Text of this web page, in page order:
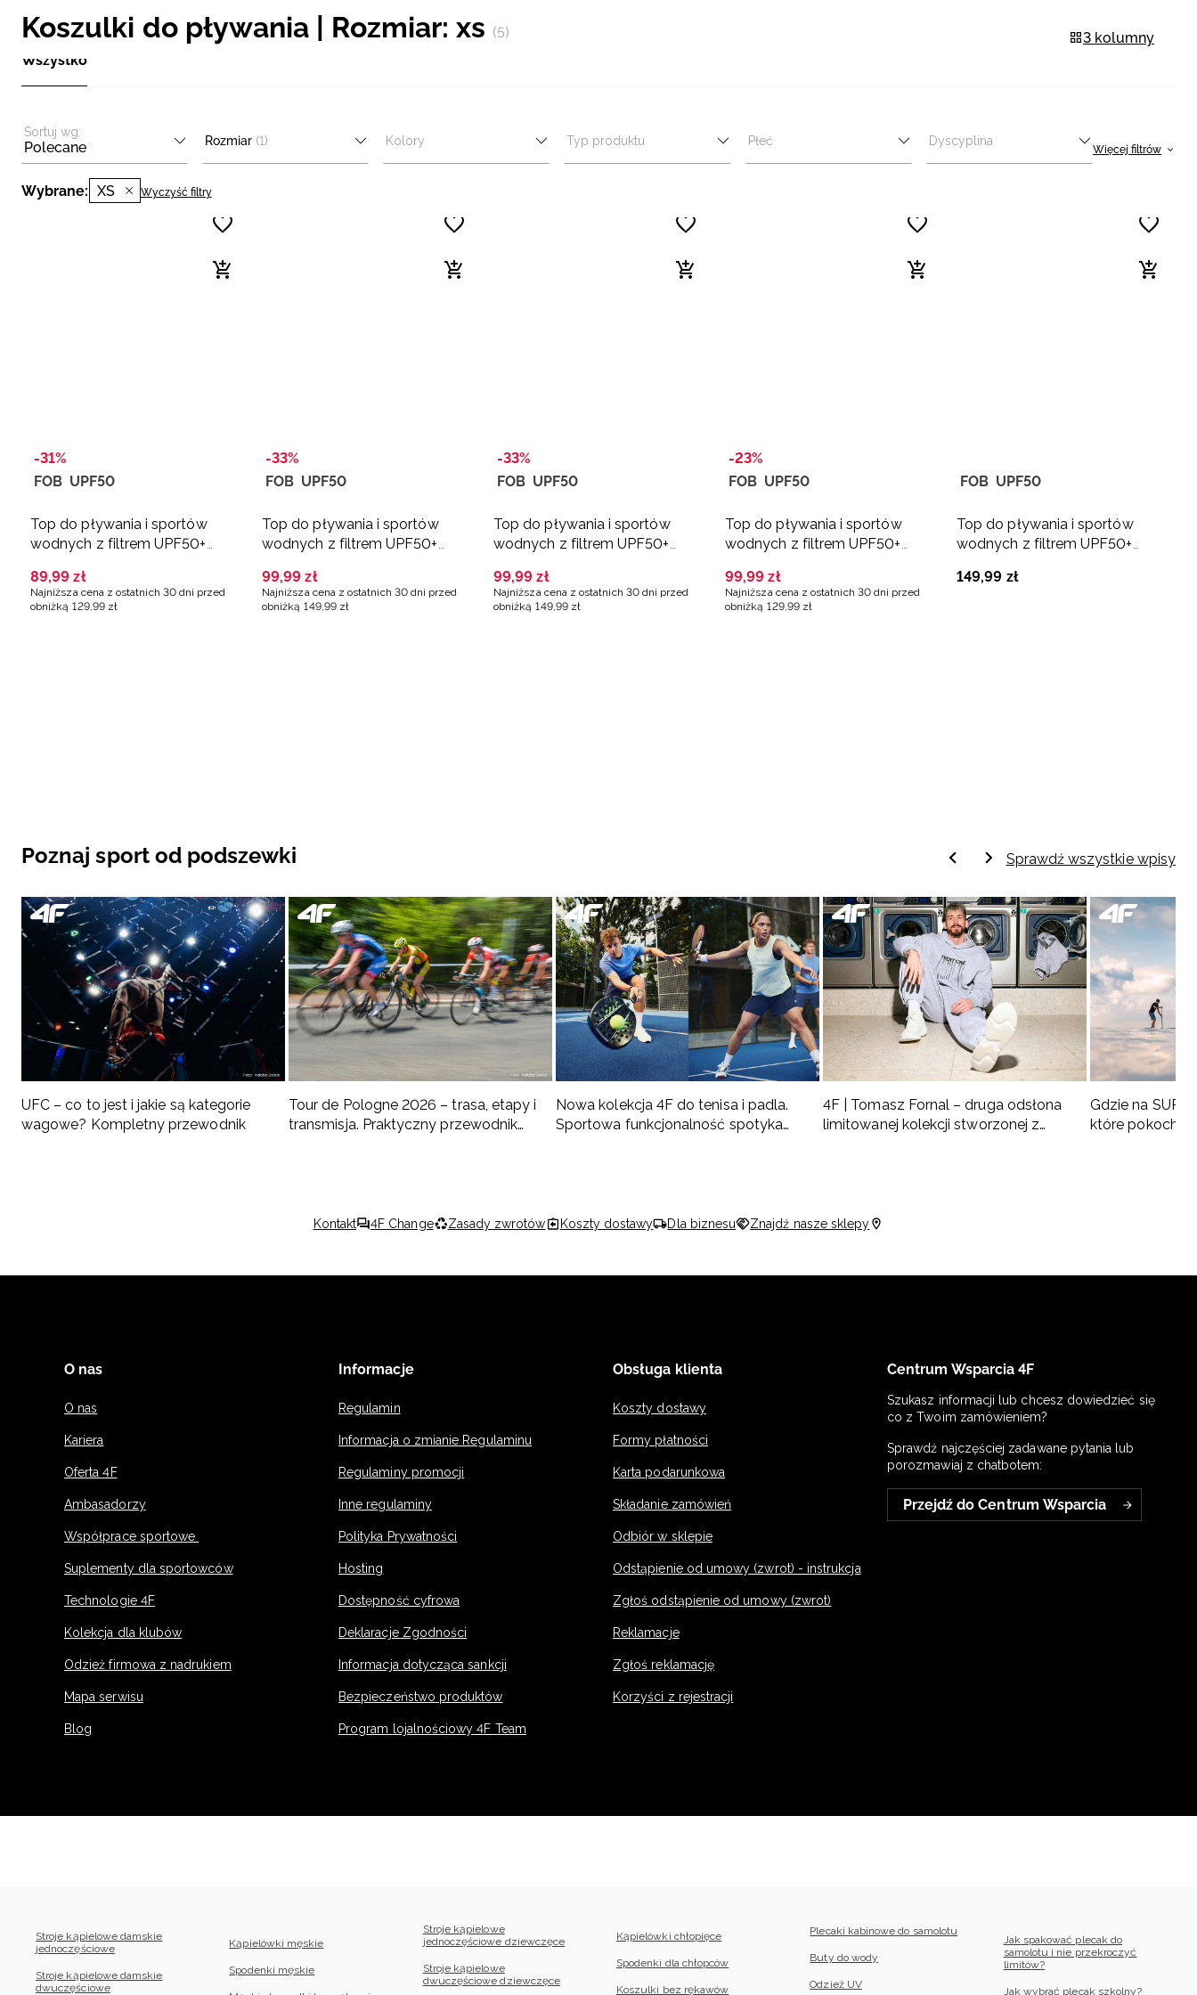
3 kolumny
Koszulki do pływania | Rozmiar: xs (5)
Wszystko
Sortuj wg:
Polecane Rozmiar (1) Kolory Typ produktu Płeć Dyscyplina
Więcej filtrów
Wybrane: XS Wyczyść filtry
-31%
FOB UPF50
Top do pływania i sportów
wodnych z filtrem UPF50+
89,99 zł
Najniższa cena z ostatnich 30 dni przed
obniżką 129,99 zł
-33%
FOB UPF50
Top do pływania i sportów
wodnych z filtrem UPF50+
99,99 zł
Najniższa cena z ostatnich 30 dni przed
obniżką 149,99 zł
-33%
FOB UPF50
Top do pływania i sportów
wodnych z filtrem UPF50+
99,99 zł
Najniższa cena z ostatnich 30 dni przed
obniżką 149,99 zł
-23%
FOB UPF50
Top do pływania i sportów
wodnych z filtrem UPF50+
99,99 zł
Najniższa cena z ostatnich 30 dni przed
obniżką 129,99 zł
FOB UPF50
Top do pływania i sportów
wodnych z filtrem UPF50+
149,99 zł
Poznaj sport od podszewki Sprawdź wszystkie wpisy
UFC – co to jest i jakie są kategorie
wagowe? Kompletny przewodnik
Tour de Pologne 2026 – trasa, etapy i
transmisja. Praktyczny przewodnik
Nowa kolekcja 4F do tenisa i padla.
Sportowa funkcjonalność spotyka
4F | Tomasz Fornal – druga odsłona
limitowanej kolekcji stworzonej z
Gdzie na SUP
które
Kontakt 4F Change Zasady zwrotów Koszty dostawy Dla biznesu Znajdź nasze sklepy
O nas
O nas
Kariera
Oferta 4F
Ambasadorzy
Współprace sportowe
Suplementy dla sportowców
Technologie 4F
Kolekcja dla klubów
Odzież firmowa z nadrukiem
Mapa serwisu
Blog
Informacje
Regulamin
Informacja o zmianie Regulaminu
Regulaminy promocji
Inne regulaminy
Polityka Prywatności
Hosting
Dostępność cyfrowa
Deklaracje Zgodności
Informacja dotycząca sankcji
Bezpieczeństwo produktów
Program lojalnościowy 4F Team
Obsługa klienta
Koszty dostawy
Formy płatności
Karta podarunkowa
Składanie zamówień
Odbiór w sklepie
Odstąpienie od umowy (zwrot) - instrukcja
Zgłoś odstąpienie od umowy (zwrot)
Reklamacje
Zgłoś reklamację
Korzyści z rejestracji
Centrum Wsparcia 4F
Szukasz informacji lub chcesz dowiedzieć się
co z Twoim zamówieniem?
Sprawdź najczęściej zadawane pytania lub
porozmawiaj z chatbotem:
Przejdź do Centrum Wsparcia
Stroje kąpielowe damskie
jednoczęściowe
Stroje kąpielowe damskie
dwuczęściowe
Kąpielówki męskie
Spodenki męskie
Stroje kąpielowe
jednoczęściowe dziewczęce
Stroje kąpielowe
dwuczęściowe dziewczęce
Kąpielówki chłopięce
Spodenki dla chłopców
Koszulki bez rękawów
Plecaki kabinowe do samolotu
Buty do wody
Odzież UV
Jak spakować plecak do
samolotu i nie przekroczyć
limitów?
Jak wybrać plecak szkolny?